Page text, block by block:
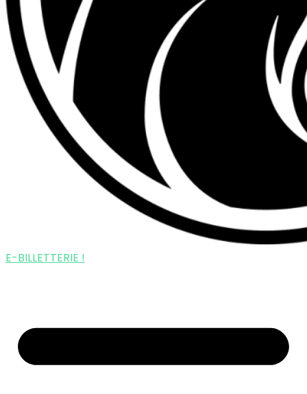
E-BILLETTERIE !